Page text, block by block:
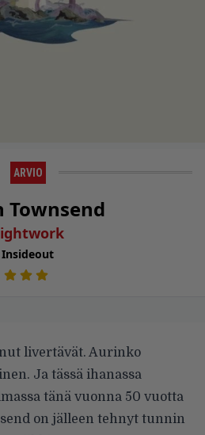
ARVIO
Townsend
Insideout
livertävät. Aurinko
Ja tässä ihanassa
tänä vuonna 50 vuotta
on jälleen tehnyt tunnin